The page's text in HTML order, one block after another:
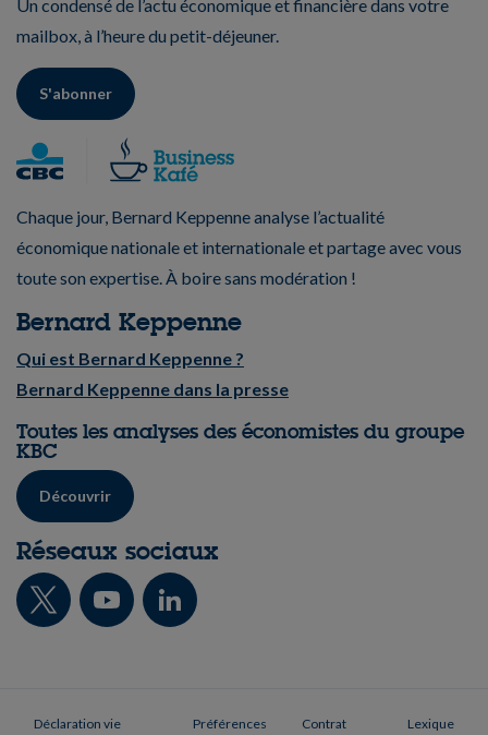
Un condensé de l’actu économique et financière dans votre
mailbox, à l’heure du petit-déjeuner.
S'abonner
Chaque jour, Bernard Keppenne analyse l’actualité
économique nationale et internationale et partage avec vous
toute son expertise. À boire sans modération !
Bernard Keppenne
Qui est Bernard Keppenne ?
Bernard Keppenne dans la presse
Toutes les analyses des économistes du groupe
KBC
Découvrir
Réseaux sociaux
Déclaration vie Préférences Contrat Lexique